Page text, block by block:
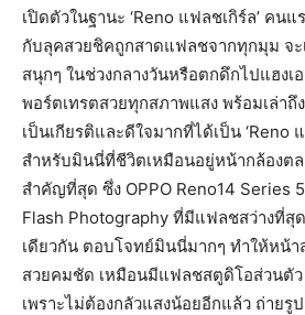
เปิดตัวในฐานะ ‘Reno แฟลชเกิร์ล’ คน
กับลุคสวยชิคถูกสาดแฟลชจากทุกมุม จะ
สนุกๆ ในช่วงกลางวันหรือตกดึกไปแฮงเ
พอร์ตเทรตสวยทุกสภาพแสง พร้อมเล่าถึ
เป็นเกียรติและดีใจมากที่ได้เป็น ‘Reno
สำหรับมินนี่ที่ชีวิตเหมือนอยู่หน้ากล้องตล
สำคัญที่สุด ซึ่ง OPPO Reno14 Series
Flash Photography ที่มีแฟลชสว่างที่สุ
เดียวกัน ตอบโจทย์มินนี่มากๆ ทำให้หน้า
สวยคมชัด เหมือนมีแฟลชสตูดิโอส่วนตัว
เพราะไม่ต้องกลัวแสงน้อยอีกแล้ว ถ่ายรู